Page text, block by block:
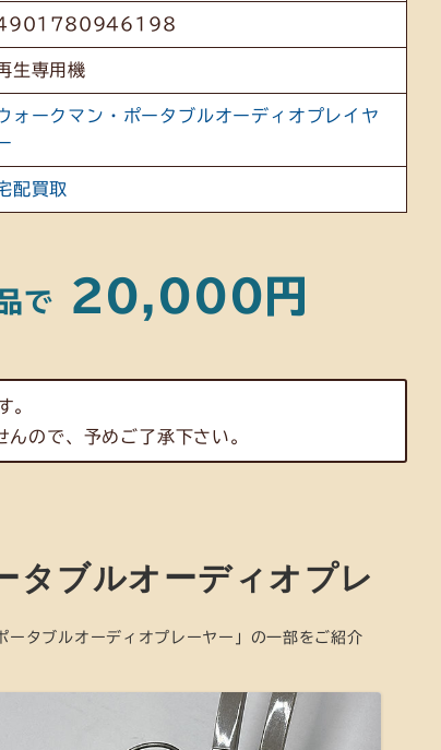
生専用機
ォークマン・ポータブルオーディオプレイヤ
配買取
で 20,000円
。
ので、予めご了承下さい。
タブルオーディオプレ
タブルオーディオプレーヤー」の一部をご紹介